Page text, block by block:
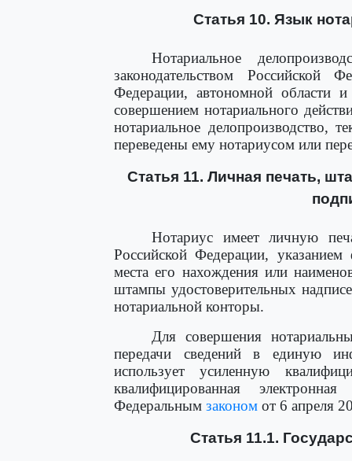
Статья 10. Язык
Нотариальное
законодательством Российской
Федерации, автономной области
совершением нотариального
нотариальное делопроизводство,
переведены ему нотариусом или
Статья 11. Личная печать,
Нотариус имеет личную
Российской Федерации,
места его нахождения или
штампы удостоверительных
нотариальной конторы.
Для совершения
передачи сведений в единую
использует усиленную
квалифицированная
Федеральным законом от 6 апреля
Статья 11.1.